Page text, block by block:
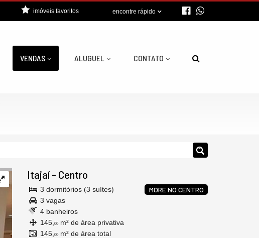
encontre rápido
imóveis favoritos
VENDAS ALUGUEL CONTATO
Itajaí - Centro
MORE NO CENTRO
3 dormitórios (3 suítes)
3 vagas
4 banheiros
145, 00 m² de área privativa
145, 00 m² de área total